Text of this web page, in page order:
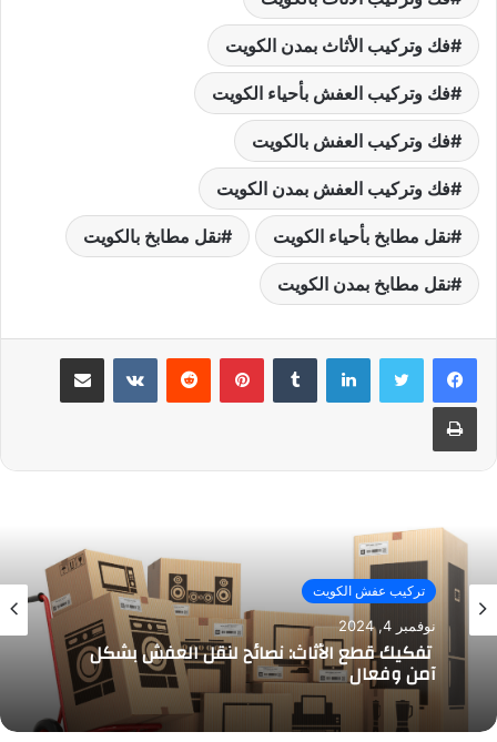
فك وتركيب الأثاث بمدن الكويت
فك وتركيب العفش بأحياء الكويت
فك وتركيب العفش بالكويت
فك وتركيب العفش بمدن الكويت
نقل مطابخ بأحياء الكويت نقل مطابخ بالكويت
نقل مطابخ بمدن الكويت
لينكدإن بينتيريست مشاركة عبر البريد
طباعة
تركيب عفش الكويت
نوفمبر 4, 2024
تفكيك قطع الأثاث: نصائح لنقل العفش بشكل
آمن وفعال